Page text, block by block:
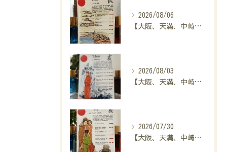
2026/08/06
【大阪、天満、中崎町の占い】madam豊子、本日のメッセージ
2026/08/03
【大阪、天満、中崎町の占い】madam豊子、本日のメッセージ
2026/07/30
【大阪、天満、中崎町の占い】madam豊子、本日のメッセージ